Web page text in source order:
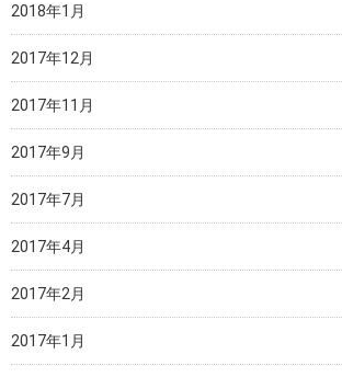
2018年1月
2017年12月
2017年11月
2017年9月
2017年7月
2017年4月
2017年2月
2017年1月